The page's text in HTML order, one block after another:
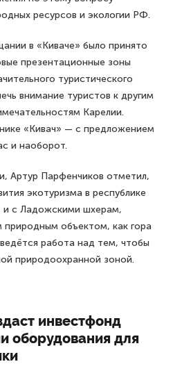
ресурсов и экологии РФ.
в «Киваче» было принято
презентационные зоны
туристического
внимание туристов к другим
Карелии.
«Кивач» — с предложением
и наоборот.
Артур Парфенчиков отметил,
экотуризма в республике
и с Ладожскими шхерам,
природным объектом, как гора
работа над тем, чтобы
природоохранной зоной.
инвестфонд
оборудования для